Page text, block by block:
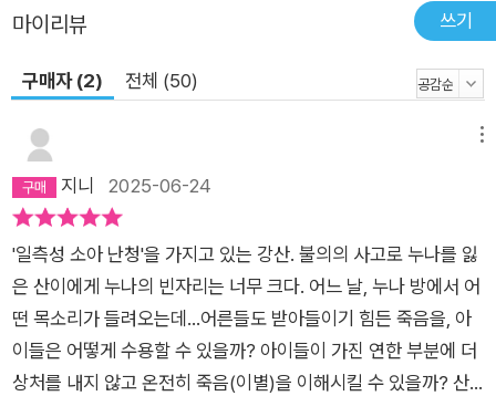
저 숫자 속에는 나도 있고, 엄마도 있고, 만나 보지 못한 아빠도
포함되어 있다. 앞으로 내가 오천백칠십오만 천육십오 명 중에서
만나게 될 사람들은 어떤 사람들일까? 나 같은 사람이 또 있을
명이나 될까? 보청기를 끼고 마음이 아픈 사람은? 보청기를 끼고
마음이 아픈데 열한 살인 사람은? 그런 사실은 알 수 없다. 인터
넷에도 생물도감에도 나와 있지 않다. 내가 아는 사실은, 나는 앞
락도 자랄 거다. 살아 있는 생물은 세포가 변화하니까. 나는 내가
어떻게 클지 궁금하다. 메아리 누나도 그랬을 것이다._본문 중에
서 ◼ 『나비도감』으로 문학동네어린이문학상, 『스파클』로 창비청
소년문학상을 동시에 수상한 작가, 최현진이 전하는 눈부신 감동
십 년 넘게 꾸준히 글을 쓰고 아동청소년문학을 탐독해 온 그는,
마이리뷰 쓰기
구매자 (2) 전체 (50)
지니 2025-06-24
'일측성 소아 난청'을 가지고 있는 강산. 불의의 사고로 누나를 잃
은 산이에게 누나의 빈자리는 너무 크다. 어느 날, 누나 방에서 어
떤 목소리가 들려오는데...어른들도 받아들이기 힘든 죽음을, 아
이들은 어떻게 수용할 수 있을까? 아이들이 가진 연한 부분에 더
상처를 내지 않고 온전히 죽음(이별)을 이해시킬 수 있을까? 산